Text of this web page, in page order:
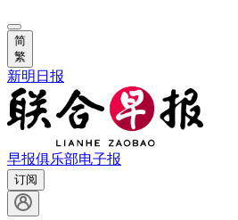
简
繁
新明日报
早报俱乐部电子报
订阅